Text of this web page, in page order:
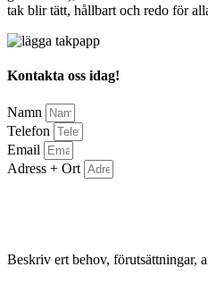
tak blir tätt, hållbart och redo för
Kontakta oss idag!
Namn
Telefon
Email
Adress + Ort
Beskriv ert behov, förutsättningar,